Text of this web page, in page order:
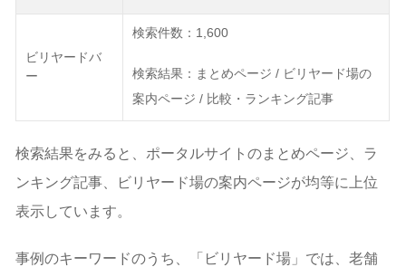
ビリヤードバ
ー
検索件数：1,600
検索結果：まとめページ / ビリヤード場の
案内ページ / 比較・ランキング記事
検索結果をみると、ポータルサイトのまとめページ、ラ
ンキング記事、ビリヤード場の案内ページが均等に上位
表示しています。
事例のキーワードのうち、「ビリヤード場」では、老舗